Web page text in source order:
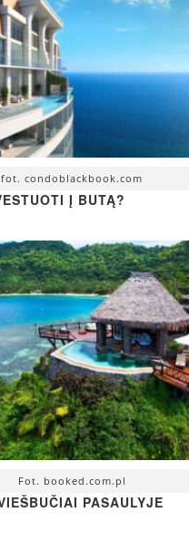
fot. condoblackbook.com
Į BUTĄ?
Fot. booked.com.pl
PASAULYJE